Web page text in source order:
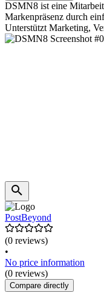
DSMN8 ist eine
Markenpräsenz durch
Unterstützt Marketing,
PostBeyond
(0 reviews)
•
No price information
(0 reviews)
Compare directly